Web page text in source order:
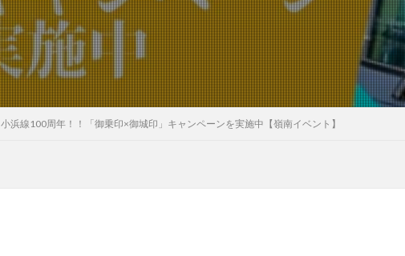
小浜線100周年！！「御乗印×御城印」キャンペーンを実施中【嶺南イベント】